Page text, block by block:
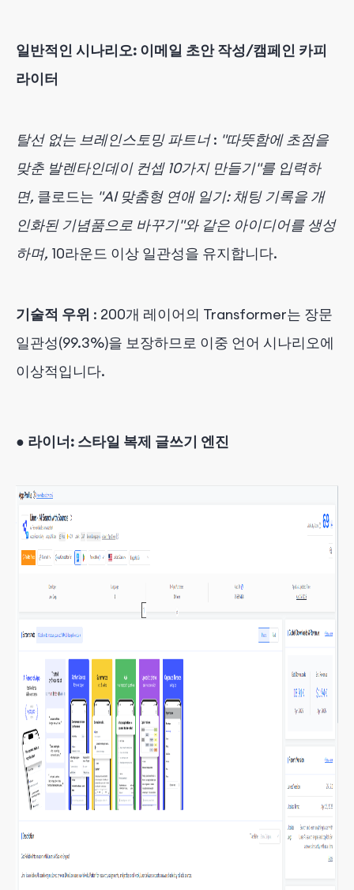
일반적인 시나리오: 이메일 초안 작성/캠페인 카피
라이터
탈선 없는 브레인스토밍 파트너 : "따뜻함에 초점을
맞춘 발렌타인데이 컨셉 10가지 만들기"를 입력하
면, 클로드는 "AI 맞춤형 연애 일기: 채팅 기록을 개
인화된 기념품으로 바꾸기"와 같은 아이디어를 생성
하며, 10라운드 이상 일관성을 유지합니다.
기술적 우위 : 200개 레이어의 Transformer는 장문
일관성(99.3%)을 보장하므로 이중 언어 시나리오에
이상적입니다.
● 라이너: 스타일 복제 글쓰기 엔진